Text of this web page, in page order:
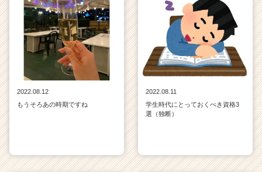
2022.08.12
もうそろあの時期ですね
2022.08.11
学生時代にとっておくべき資格3
選（独断）